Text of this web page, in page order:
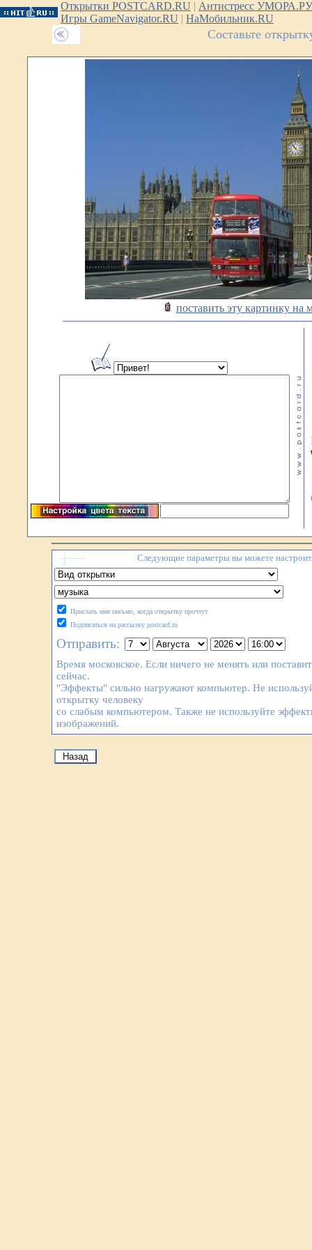
Открытки POSTCARD.RU | Антистресс УМОРА.РУ
Игры GameNavigator.RU | НаМобильник.RU
Составьте
поставить эту картинку на
Следующие параметры вы можете
Прислать мне письмо, когда открытку прочтут
Подписаться на рассылку postcard.ru
Отправить:
Время московское. Если ничего не менять или
сейчас.
"Эффекты" сильно нагружают компьютер. Не
открытку человеку
со слабым компьютером. Также не используйте
изображений.